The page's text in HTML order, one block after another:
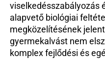
viselkedésszabályozás
alapvető biológiai
megközelítésének
gyermekalvást nem
komplex fejlődési és